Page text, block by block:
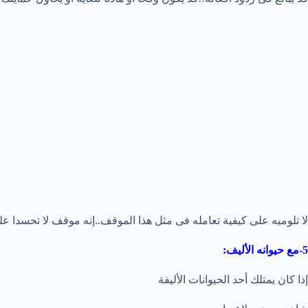
لا تلوميه على كيفية تعامله فى مثل هذا الموقف..إنه موقف لا تحسدا
5-مع حيوانه الأليف:
إذا كان يمتلك أحد الحيوانات الأليفة